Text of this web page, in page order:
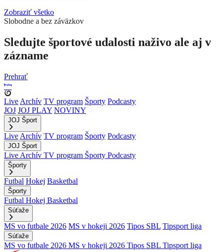
Zobraziť všetko
Slobodne a bez záväzkov
Sledujte športové udalosti naživo ale aj v
zázname
Prehrať
Live Archív TV program Športy Podcasty
JOJ JOJ PLAY NOVINY
JOJ Šport
Live Archív TV program Športy Podcasty
JOJ Šport
Live Archív TV program Športy Podcasty
Športy
Futbal Hokej Basketbal
Športy
Futbal Hokej Basketbal
Súťaže
MS vo futbale 2026 MS v hokeji 2026 Tipos SBL Tipsport liga
Súťaže
MS vo futbale 2026 MS v hokeji 2026 Tipos SBL Tipsport liga